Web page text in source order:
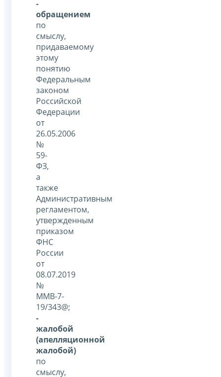
-
обращением
по
смыслу,
придаваемому
этому
понятию
Федеральным
законом
Российской
Федерации
от
26.05.2006
№
59-
ФЗ,
а
также
Административным
регламентом,
утвержденным
приказом
ФНС
России
от
08.07.2019
№
ММВ-7-
19/343@;
-
жалобой
(апелляционной
жалобой)
по
смыслу,